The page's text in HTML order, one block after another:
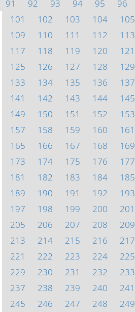
91
92 93 94 95 96
101
102 103 104 105
109
110 111 112 113
117
118 119 120 121
125
126 127 128 129
133
134 135 136 137
141
142 143 144 145
149
150 151 152 153
157
158 159 160 161
165
166 167 168 169
173
174 175 176 177
181
182 183 184 185
189
190 191 192 193
197
198 199 200 201
205
206 207 208 209
213
214 215 216 217
221
222 223 224 225
229
230 231 232 233
237
238 239 240 241
245
246 247 248 249